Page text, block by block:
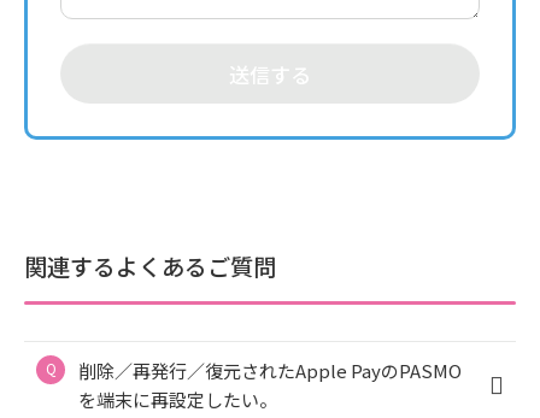
送信する
関連するよくあるご質問
削除／再発行／復元されたApple PayのPASMO
を端末に再設定したい。